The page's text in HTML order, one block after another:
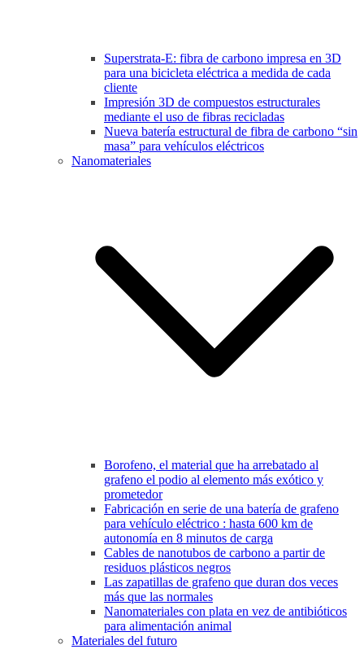
Superstrata-E: fibra de carbono impresa en 3D
para una bicicleta eléctrica a medida de cada
cliente
Impresión 3D de compuestos estructurales
mediante el uso de fibras recicladas
Nueva batería estructural de fibra de carbono “sin
masa” para vehículos eléctricos
Nanomateriales
Borofeno, el material que ha arrebatado al
grafeno el podio al elemento más exótico y
prometedor
Fabricación en serie de una batería de grafeno
para vehículo eléctrico : hasta 600 km de
autonomía en 8 minutos de carga
Cables de nanotubos de carbono a partir de
residuos plásticos negros
Las zapatillas de grafeno que duran dos veces
más que las normales
Nanomateriales con plata en vez de antibióticos
para alimentación animal
Materiales del futuro